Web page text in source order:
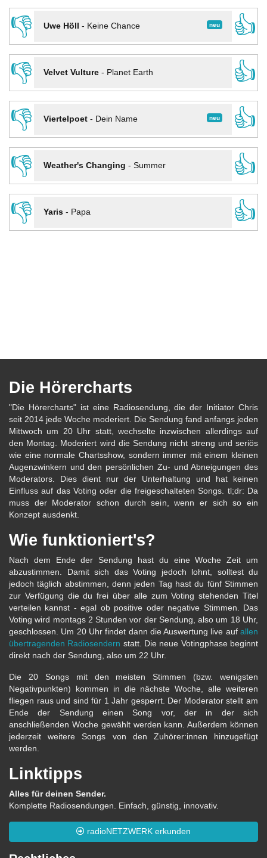
👎
neu
Uwe Höll - Keine Chance
👍
👎
Velvet Vulture- Planet Earth
👍
👎
neu
Viertelpoet- Dein Name
👍
👎
Weather's Changing - Summer
👍
👎
Yaris- Papa 👍
Die Hörercharts
"Die Hörercharts" ist eine Radiosendung, die der Initiator Chris
seit 2014 jede Woche moderiert. Die Sendung fand anfangs jeden
Mittwoch um 20 Uhr statt, wechselte inzwischen allerdings auf
den Montag. Moderiert wird die Sendung nicht streng und seriös
wie eine normale Chartsshow, sondern immer mit einem kleinen
Augenzwinkern und den persönlichen Zu- und Abneigungen des
Moderators. Dies dient nur der Unterhaltung und hat keinen
Einfluss auf das Voting oder die freigeschalteten Songs. tl;dr: Da
muss der Moderator schon durch sein, wenn er sich so ein
Konzept ausdenkt.
Wie funktioniert's?
Nach dem Ende der Sendung hast du eine Woche Zeit um
abzustimmen. Damit sich das Voting jedoch lohnt, solltest du
jedoch täglich abstimmen, denn jeden Tag hast du fünf Stimmen
zur Verfügung die du frei über alle zum Voting stehenden Titel
verteilen kannst - egal ob positive oder negative Stimmen. Das
Voting wird montags 2 Stunden vor der Sendung, also um 18 Uhr,
geschlossen. Um 20 Uhr findet dann die Auswertung live auf allen
übertragenden Radiosendern statt. Die neue Votingphase beginnt
direkt nach der Sendung, also um 22 Uhr.
Die 20 Songs mit den meisten Stimmen (bzw. wenigsten
Negativpunkten) kommen in die nächste Woche, alle weiteren
fliegen raus und sind für 1 Jahr gesperrt. Der Moderator stellt am
Ende der Sendung einen Song vor, der in der sich
anschließenden Woche gewählt werden kann. Außerdem können
jederzeit weitere Songs von den Zuhörer:innen hinzugefügt
werden.
Linktipps
Alles für deinen Sender.
Komplette Radiosendungen. Einfach, günstig, innovativ.
radioNETZWERK erkunden